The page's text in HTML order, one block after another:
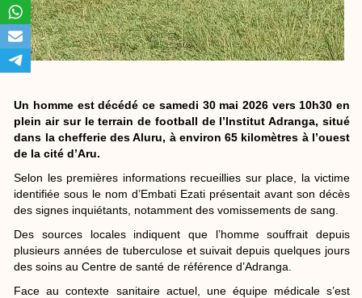
Un homme est décédé ce samedi 30 mai 2026 vers 10h30 en
plein air sur le terrain de football de l’Institut Adranga, situé
dans la chefferie des Aluru, à environ 65 kilomètres à l’ouest
de la cité d’Aru.
Selon les premières informations recueillies sur place, la victime
identifiée sous le nom d’Embati Ezati présentait avant son décès
des signes inquiétants, notamment des vomissements de sang.
Des sources locales indiquent que l’homme souffrait depuis
plusieurs années de tuberculose et suivait depuis quelques jours
des soins au Centre de santé de référence d’Adranga.
Face au contexte sanitaire actuel, une équipe médicale s’est